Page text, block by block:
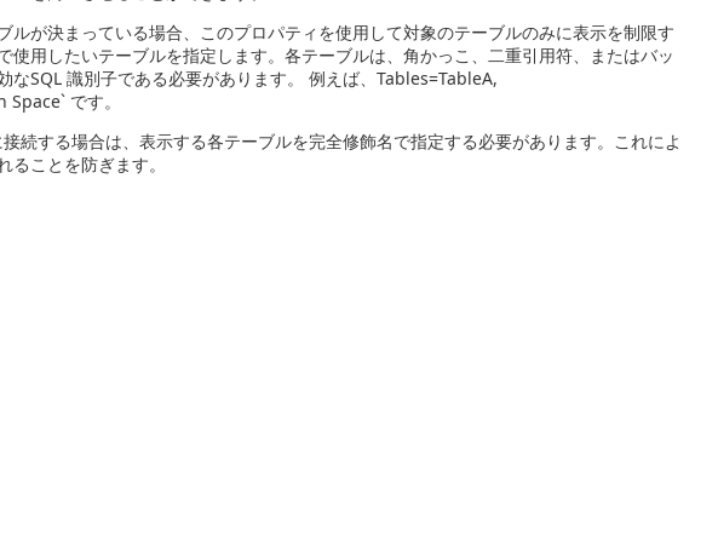
が決まっている場合、このプロパティを使用して対象のテーブルのみに表示を制限す
用したいテーブルを指定します。各テーブルは、角かっこ、二重引用符、またはバッ
SQL 識別子である必要があります。 例えば、Tables=TableA,
です。
続する場合は、表示する各テーブルを完全修飾名で指定する必要があります。これによ
ことを防ぎます。